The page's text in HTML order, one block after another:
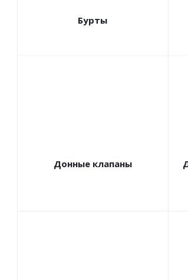
Бурты
Донные клапаны